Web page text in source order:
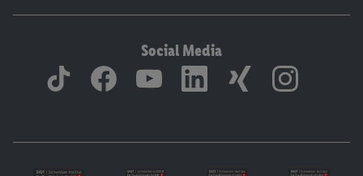
Social Media